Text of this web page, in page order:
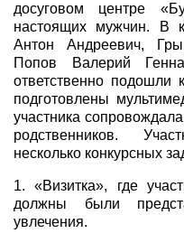
досуговом центре
настоящих мужчин. В
Антон Андреевич,
Попов Валерий
ответственно подошли
подготовлены
участника
родственников.
несколько конкурсных
1. «Визитка», где
должны были
увлечения.